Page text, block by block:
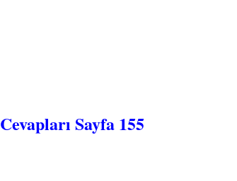
Cevapları Sayfa 155